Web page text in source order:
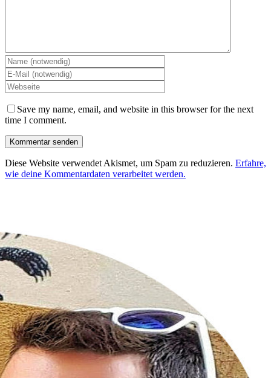
Save my name, email, and website in this browser for the next
time I comment.
Diese Website verwendet Akismet, um Spam zu reduzieren. Erfahre,
wie deine Kommentardaten verarbeitet werden.